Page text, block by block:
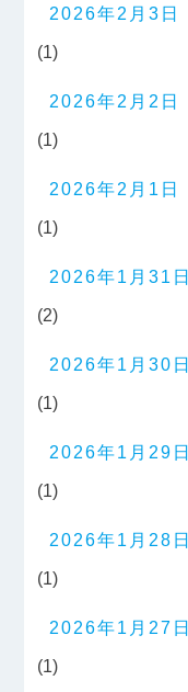
2026年2月3日
(1)
2026年2月2日
(1)
2026年2月1日
(1)
2026年1月31日
(2)
2026年1月30日
(1)
2026年1月29日
(1)
2026年1月28日
(1)
2026年1月27日
(1)